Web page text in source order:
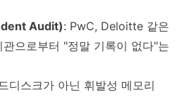
Audit): PwC, Deloitte 같은
으로부터 "정말 기록이 없다"는
디스크가 아닌 휘발성 메모리